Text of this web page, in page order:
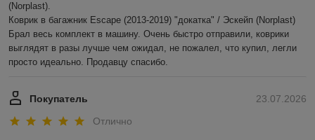
(Norplast).
Коврик в багажник Escape (2013-2019) "докатка" / Эскейп (Norplast)
Брал весь комплект в машину. Очень быстро отправили, коврики
выглядят в разы лучше чем ожидал, не пожалел, что купил, легли
просто идеально. Продавцу спасибо.
23.07.2026
Покупатель
Отлично